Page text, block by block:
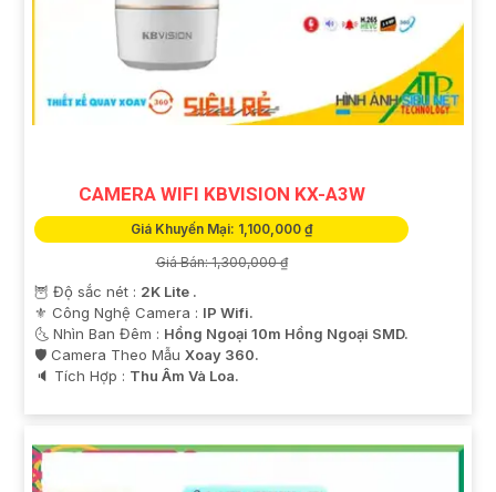
CAMERA WIFI KBVISION KX-A3W
Giá Khuyến Mại: 1,100,000 ₫
Giá Bán: 1,300,000 ₫
🦉 Độ sắc nét : 2K Lite .
⚜️ Công Nghệ Camera : IP Wifi.
🌜 Nhìn Ban Đêm : Hồng Ngoại 10m Hồng Ngoại SMD.
🛡 Camera Theo Mẫu Xoay 360.
️🔈 Tích Hợp : Thu Âm Và Loa.